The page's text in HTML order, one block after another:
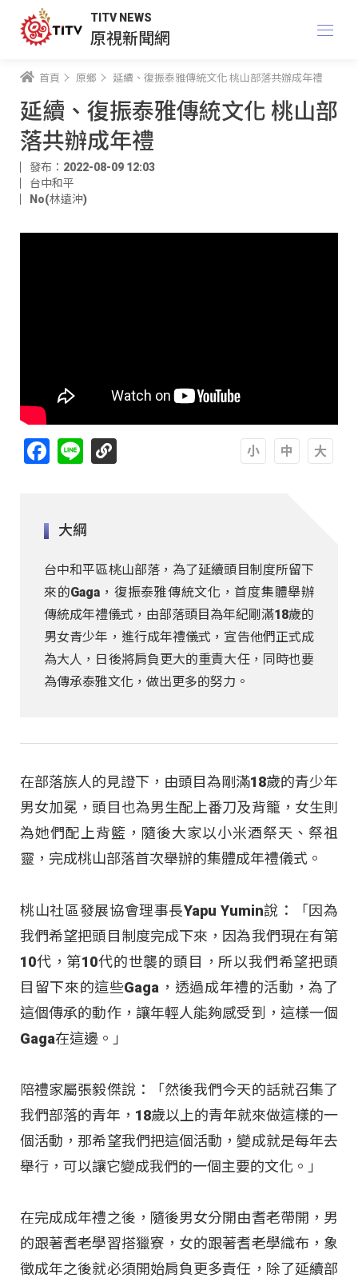
TITV NEWS
原視新聞網
首頁 原鄉 延續、復振泰雅傳統文化 桃山部落共辦成年禮
延續、復振泰雅傳統文化 桃山部
落共辦成年禮
發布：2022-08-09 12:03
台中和平
No(林遠沖)
Facebook
Line
大綱
台中和平區桃山部落，為了延續頭目制度所留下
來的Gaga，復振泰雅傳統文化，首度集體舉辦
傳統成年禮儀式，由部落頭目為年紀剛滿18歲的
男女青少年，進行成年禮儀式，宣告他們正式成
為大人，日後將肩負更大的重責大任，同時也要
為傳承泰雅文化，做出更多的努力。
在部落族人的見證下，由頭目為剛滿18歲的青少年
男女加冕，頭目也為男生配上番刀及背籠，女生則
為她們配上背籃，隨後大家以小米酒祭天、祭祖
靈，完成桃山部落首次舉辦的集體成年禮儀式。
桃山社區發展協會理事長Yapu Yumin說：「因為
我們希望把頭目制度完成下來，因為我們現在有第
10代，第10代的世襲的頭目，所以我們希望把頭
目留下來的這些Gaga，透過成年禮的活動，為了
這個傳承的動作，讓年輕人能夠感受到，這樣一個
Gaga在這邊。」
陪禮家屬張毅傑說：「然後我們今天的話就召集了
我們部落的青年，18歲以上的青年就來做這樣的一
個活動，那希望我們把這個活動，變成就是每年去
舉行，可以讓它變成我們的一個主要的文化。」
在完成成年禮之後，隨後男女分開由耆老帶開，男
的跟著耆老學習搭獵寮，女的跟著耆老學織布，象
徵成年之後就必須開始肩負更多責任，除了延續部